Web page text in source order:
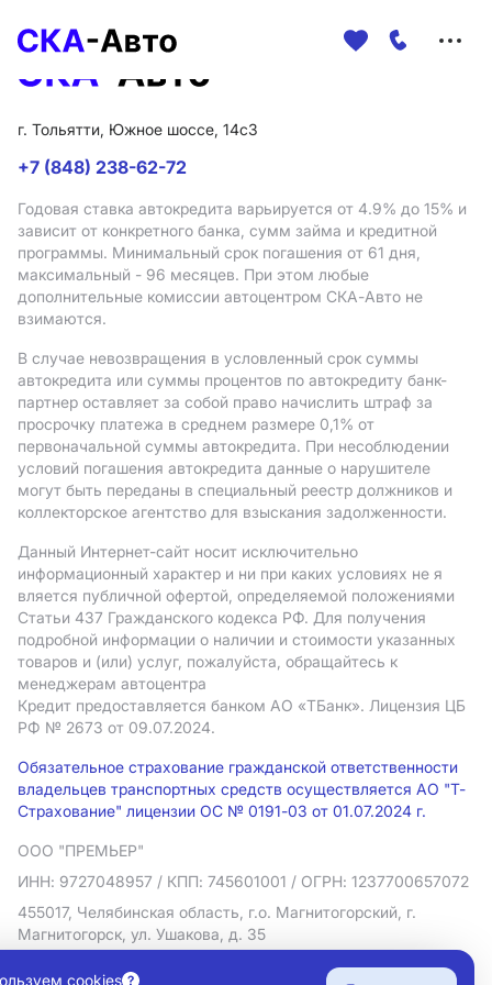
г. Тольятти, Южное шоссе, 14с3
+7 (848) 238-62-72
Годовая ставка автокредита варьируется от 4.9% до 15% и
зависит от конкретного банка, сумм займа и кредитной
программы. Минимальный срок погашения от 61 дня,
максимальный - 96 месяцев. При этом любые
дополнительные комиссии автоцентром СКА-Авто не
взимаются.
В случае невозвращения в условленный срок суммы
автокредита или суммы процентов по автокредиту банк-
партнер оставляет за собой право начислить штраф за
просрочку платежа в среднем размере 0,1% от
первоначальной суммы автокредита. При несоблюдении
условий погашения автокредита данные о нарушителе
могут быть переданы в специальный реестр должников и
коллекторское агентство для взыскания задолженности.
Данный Интернет-сайт носит исключительно
информационный характер и ни при каких условиях не я
вляется публичной офертой, определяемой положениями
Статьи 437 Гражданского кодекса РФ. Для получения
подробной информации о наличии и стоимости указанных
товаров и (или) услуг, пожалуйста, обращайтесь к
менеджерам автоцентра
Кредит предоставляется банком АO «ТБанк». Лицензия ЦБ
РФ № 2673 от 09.07.2024.
Обязательное страхование гражданской ответственности
владельцев транспортных средств осуществляется АО "Т-
Страхование" лицензии ОС № 0191-03 от 01.07.2024 г.
ООО "ПРЕМЬЕР"
ИНН: 9727048957 / КПП: 745601001 / ОГРН: 1237700657072
455017, Челябинская область, г.о. Магнитогорский, г.
Магнитогорск, ул. Ушакова, д. 35
Политика в отношении обработки персональных данных
cookies